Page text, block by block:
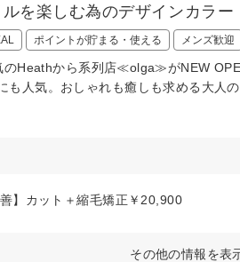
を楽しむ為のデザインカラ
ポイントが貯まる・使える メンズ歓迎
のHeathから系列店≪olga≫がNEW
も人気。おしゃれも癒しも求める大人
善】カット＋縮毛矯正￥20,900
その他の情報を表